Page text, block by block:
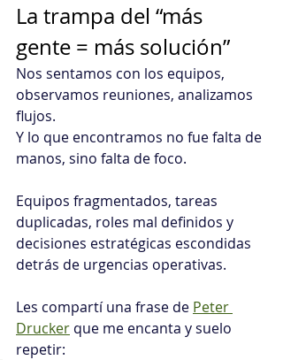
La trampa del “más
gente = más solución”
Nos sentamos con los equipos,
observamos reuniones, analizamos
flujos.
Y lo que encontramos no fue falta de
manos, sino falta de foco.
Equipos fragmentados, tareas
duplicadas, roles mal definidos y
decisiones estratégicas escondidas
detrás de urgencias operativas.
Les compartí una frase de Peter
Drucker que me encanta y suelo
repetir: